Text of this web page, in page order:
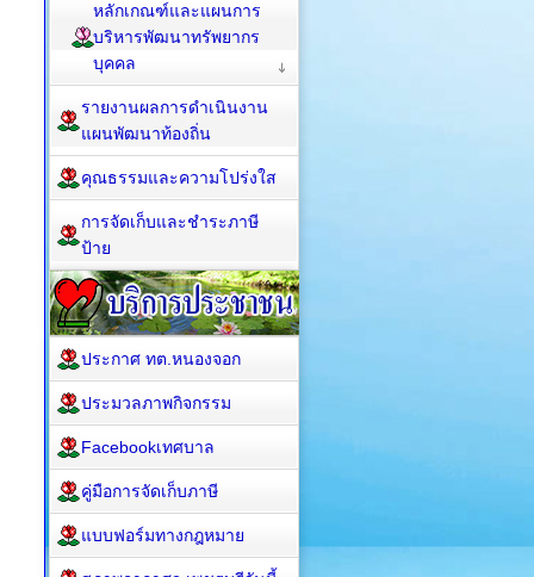
หลักเกณฑ์และแผนการ
บริหารพัฒนาทรัพยากร
บุคคล
รายงานผลการดำเนินงาน
แผนพัฒนาท้องถิ่น
คุณธรรมและความโปร่งใส
การจัดเก็บและชำระภาษี
ป้าย
ประกาศ ทต.หนองจอก
ประมวลภาพกิจกรรม
Facebookเทศบาล
คู่มือการจัดเก็บภาษี
แบบฟอร์มทางกฎหมาย